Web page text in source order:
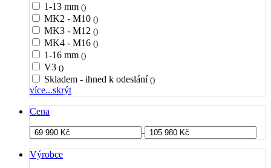
1-13 mm ()
MK2 - M10 ()
MK3 - M12 ()
MK4 - M16 ()
1-16 mm ()
V3 ()
Skladem - ihned k odeslání ()
více...skrýt
Cena
-
Výrobce